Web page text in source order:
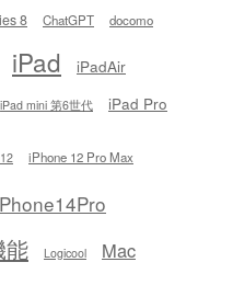
8 ChatGPT docomo
iPad iPadAir
iPad mini 第6世代 iPad Pro
iPhone 12 Pro Max
能 Logicool Mac